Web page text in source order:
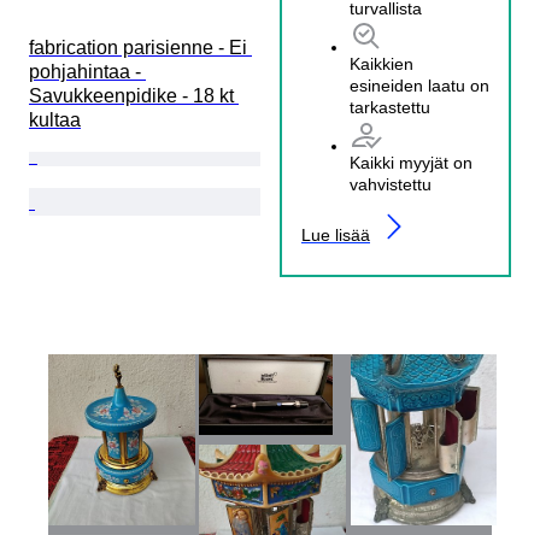
fabrication parisienne - Ei
pohjahintaa -
Savukkeenpidike - 18 kt
kultaa
turvallista
Kaikkien
esineiden laatu on
tarkastettu
Kaikki myyjät on
vahvistettu
Lue lisää